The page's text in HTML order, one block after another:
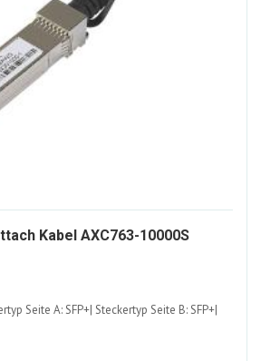
Kabel AXC763-10000S
Seite A: SFP+| Steckertyp Seite B: SFP+|